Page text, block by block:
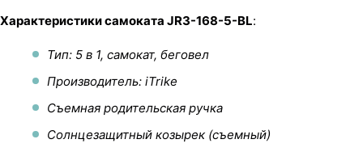
Характеристики самоката JR3-168-5-BL:
Тип: 5 в 1, самокат, беговел
Производитель: iTrike
Съемная родительская ручка
Солнцезащитный козырек (съемный)